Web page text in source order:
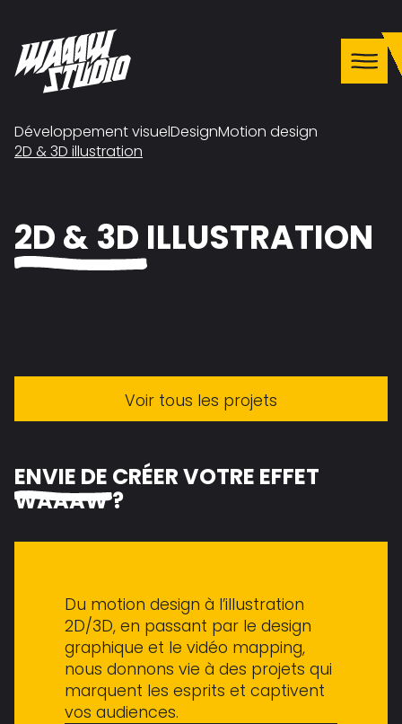
Développement visuelDesignMotion design
2D & 3D illustration
2D & 3D ILLUSTRATION
Voir tous les projets
ENVIE DE CRÉER VOTRE EFFET
WAAAW ?
Du motion design à l’illustration
2D/3D, en passant par le design
graphique et le vidéo mapping,
nous donnons vie à des projets qui
marquent les esprits et captivent
vos audiences.